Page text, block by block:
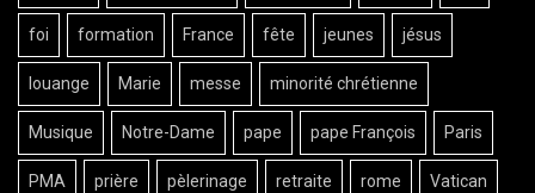
foi formation France fête jeunes jésus
louange Marie messe minorité chrétienne
Musique Notre-Dame pape pape François Paris
PMA prière pèlerinage retraite rome Vatican